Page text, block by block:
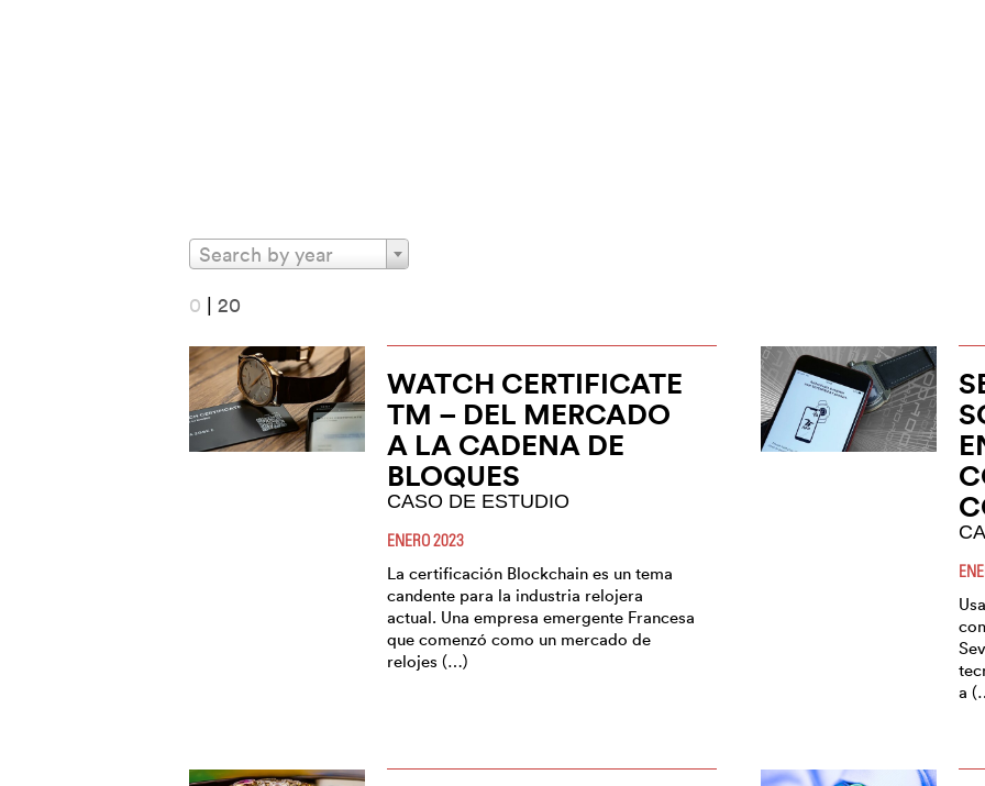
Search by year
0 | 20
WATCH CERTIFICATE
TM – DEL MERCADO
A LA CADENA DE
BLOQUES
CASO DE ESTUDIO
ENERO 2023
La certificación Blockchain es un tema
candente para la industria relojera
actual. Una empresa emergente Francesa
que comenzó como un mercado de
relojes (…)
a